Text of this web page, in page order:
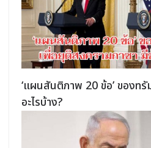
‘แผนสันติภาพ 20 ข้อ’ ของท
อะไรบ้าง?